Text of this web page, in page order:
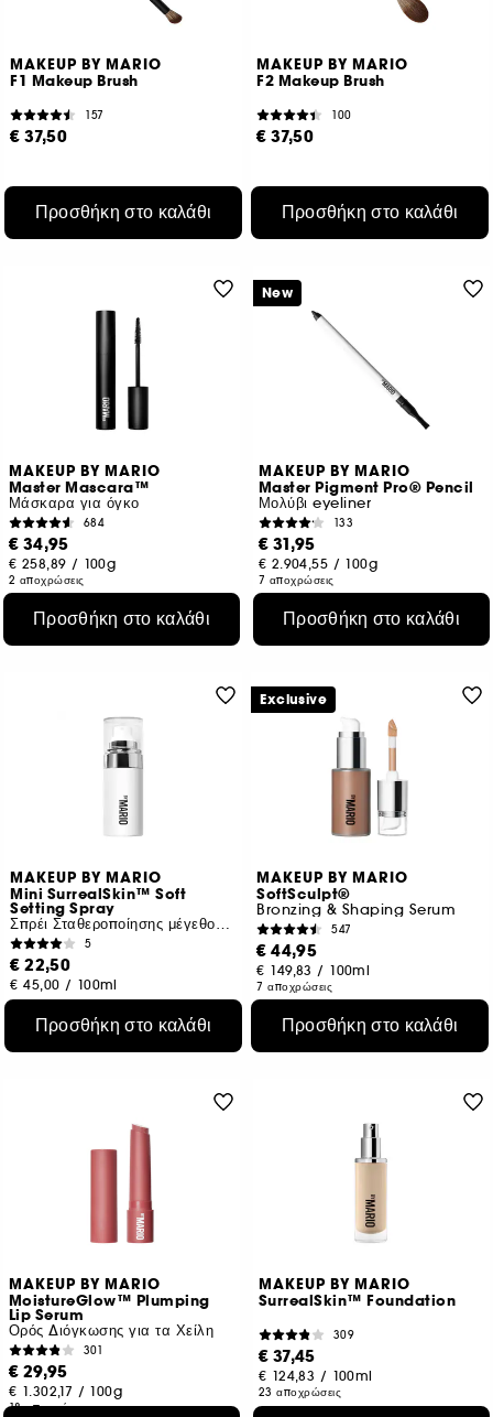
MAKEUP BY MARIO
F1 Makeup Brush
157
€ 37,50
Προσθήκη στο καλάθι
MAKEUP BY MARIO
F2 Makeup Brush
100
€ 37,50
Προσθήκη στο καλάθι
MAKEUP BY MARIO
Master Mascara™
Μάσκαρα για όγκο
684
€ 34,95
€ 258,89 / 100g
2 αποχρώσεις
Προσθήκη στο καλάθι
MAKEUP BY MARIO
Master Pigment Pro® Pencil
Μολύβι eyeliner
133
€ 31,95
€ 2.904,55 / 100g
7 αποχρώσεις
Προσθήκη στο καλάθι
New
MAKEUP BY MARIO
Mini SurrealSkin™ Soft
Setting Spray
Σπρέι Σταθεροποίησης μέγεθος ταξιδίου
5
€ 22,50
€ 45,00 / 100ml
Προσθήκη στο καλάθι
MAKEUP BY MARIO
SoftSculpt®
Bronzing & Shaping Serum
547
€ 44,95
€ 149,83 / 100ml
7 αποχρώσεις
Προσθήκη στο καλάθι
Exclusive
MAKEUP BY MARIO
MoistureGlow™ Plumping
Lip Serum
Ορός Διόγκωσης για τα Χείλη
301
€ 29,95
€ 1.302,17 / 100g
18 αποχρώσεις
MAKEUP BY MARIO
SurrealSkin™ Foundation
309
€ 37,45
€ 124,83 / 100ml
23 αποχρώσεις